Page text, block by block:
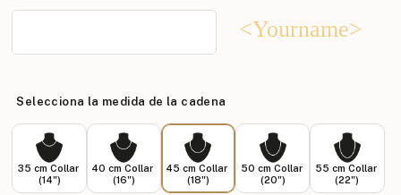
<Yourname>
Selecciona la medida de la cadena
35 cm Collar
(14")
40 cm Collar
(16")
45 cm Collar
(18")
50 cm Collar
(20")
55 cm Collar
(22")